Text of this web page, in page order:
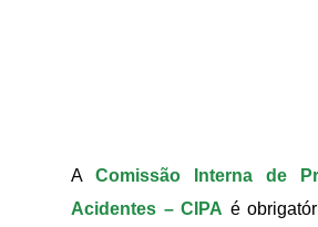
A Comissão Interna de
Acidentes – CIPA é